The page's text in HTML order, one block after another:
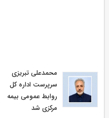
محمدعلی تبریزی
سرپرست اداره كل
روابط عمومی بیمه
مركزی شد